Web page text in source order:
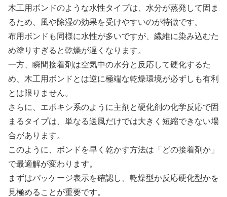
木工用ボンドのような水性タイプは、水分が蒸発して固ま
るため、風や除湿の効果を受けやすいのが特徴です。
布用ボンドも同様に水性が多いですが、繊維に染み込むた
め塗りすぎると乾燥が遅くなります。
一方、瞬間接着剤は空気中の水分と反応して硬化するた
め、木工用ボンドとは逆に極端な乾燥環境が必ずしも有利
とは限りません。
さらに、エポキシ系のように主剤と硬化剤の化学反応で固
まるタイプは、単なる送風だけでは大きく短縮できない場
合があります。
このように、ボンドを早く乾かす方法は「どの接着剤か」
で最適解が変わります。
まずはパッケージ表示を確認し、乾燥型か反応硬化型かを
見極めることが重要です。